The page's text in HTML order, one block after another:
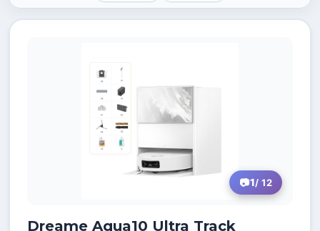
1/ 12
Dreame Aqua10 Ultra Track